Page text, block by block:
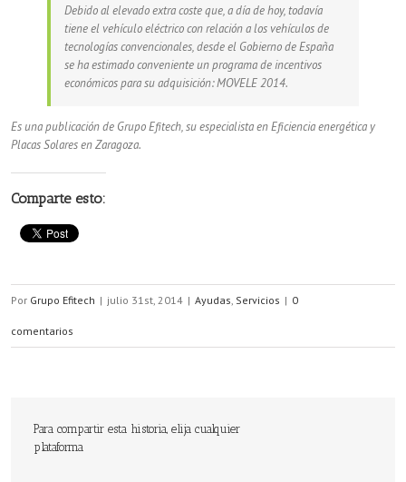
Debido al elevado extra coste que, a día de hoy, todavía
tiene el vehículo eléctrico con relación a los vehículos de
tecnologías convencionales, desde el Gobierno de España
se ha estimado conveniente un programa de incentivos
económicos para su adquisición: MOVELE 2014.
Es una publicación de Grupo Efitech, su especialista en Eficiencia energética y
Placas Solares en Zaragoza.
Comparte esto:
Por Grupo Efitech | julio 31st, 2014 | Ayudas, Servicios | 0
comentarios
Para compartir esta historia, elija cualquier
plataforma